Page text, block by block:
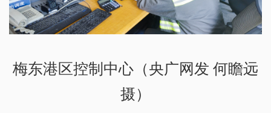
梅东港区控制中心（央广网发 何瞻远
摄）